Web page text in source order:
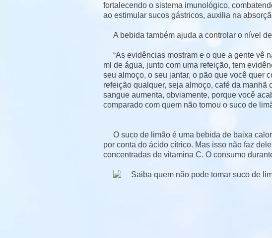
fortalecendo o sistema imunológico,
ao estimular sucos gástricos, auxilia na
A bebida também ajuda a controlar o nível
“As evidências mostram e o que a gente vê
ml de água, junto com uma refeição, tem
seu almoço, o seu jantar, o pão que você quer
refeição qualquer, seja almoço, café da manhã
sangue aumenta, obviamente, porque você
comparado com quem não tomou o suco de
O suco de limão é uma bebida de baixa
por conta do ácido cítrico. Mas isso não faz
concentradas de vitamina C. O consumo